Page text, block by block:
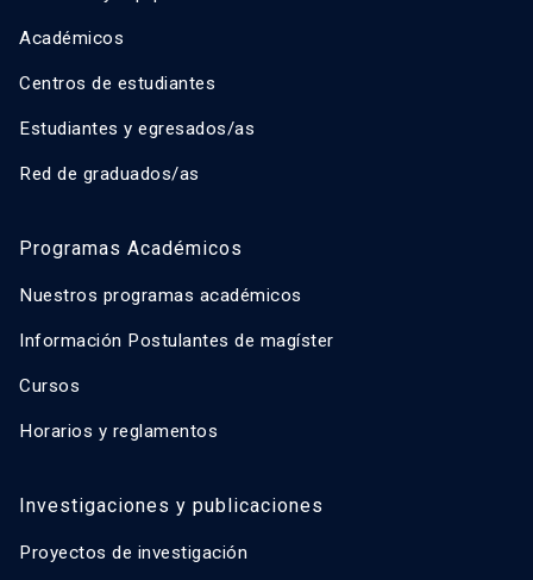
Académicos
Centros de estudiantes
Estudiantes y egresados/as
Red de graduados/as
Programas Académicos
Nuestros programas académicos
Información Postulantes de magíster
Cursos
Horarios y reglamentos
Investigaciones y publicaciones
Proyectos de investigación